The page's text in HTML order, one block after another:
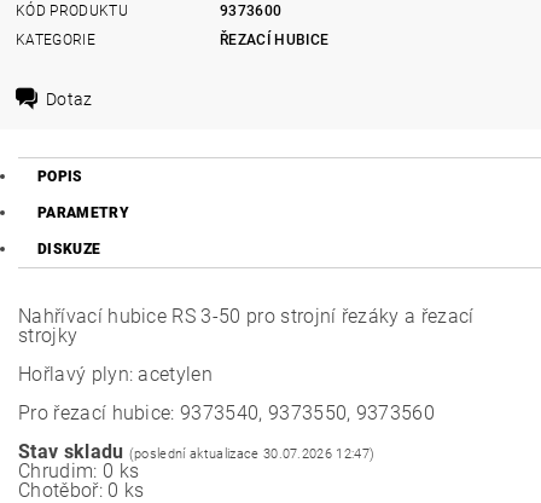
KÓD PRODUKTU
9373600
KATEGORIE
ŘEZACÍ HUBICE
Dotaz
POPIS
PARAMETRY
DISKUZE
Nahřívací hubice RS 3-50 pro strojní řezáky a řezací
strojky
Hořlavý plyn: acetylen
Pro řezací hubice: 9373540, 9373550, 9373560
Stav skladu (poslední aktualizace 30.07.2026 12:47)
Chrudim: 0 ks
Chotěboř: 0 ks